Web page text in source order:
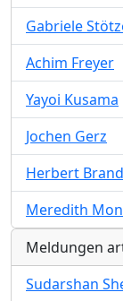
Gabriele
Achim Freyer
Yayoi Kusama
Jochen Gerz
Herbert
Meredith
Meldungen
Sudarshan